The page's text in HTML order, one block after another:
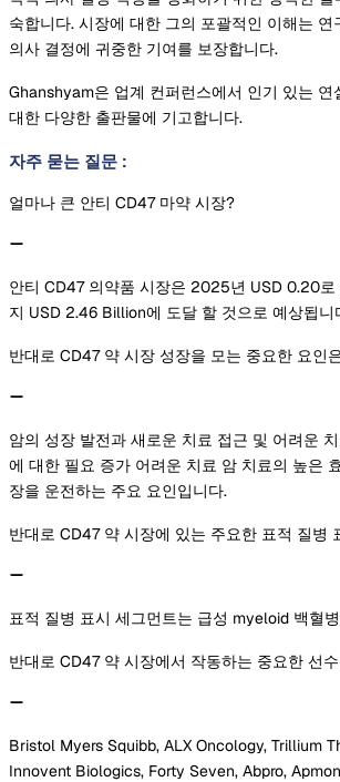
숙합니다. 시장에 대한 그의 포괄적인 이해는 연
의사 결정에 귀중한 기여를 보장합니다.
Ghanshyam은 업계 컨퍼런스에서 인기 있는 연
대한 다양한 출판물에 기고합니다.
자주 묻는 질문 :
얼마나 큰 안티 CD47 마약 시장?
안티 CD47 의약품 시장은 2025년 USD 0.20
지 USD 2.46 Billion에 도달 할 것으로 예상됩니
반대로 CD47 약 시장 성장을 모는 중요한 요인
암의 성장 발전과 새로운 치료 접근 및 어려운
에 대한 필요 증가 어려운 치료 암 치료의 높은
장을 운전하는 주요 요인입니다.
반대로 CD47 약 시장에 있는 주요한 표적 질병
표적 질병 표시 세그먼트는 급성 myeloid 백혈
반대로 CD47 약 시장에서 작동하는 중요한 선
Bristol Myers Squibb, ALX Oncology, Trillium
Innovent Biologics, Forty Seven, Abpro,